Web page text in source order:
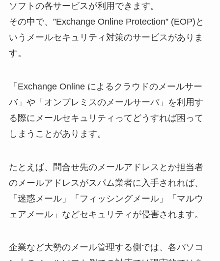
ソフトの各サービスが利用できます。
その中で、”Exchange Online Protection” (EOP)と
いうメールセキュリティ対策のサービスがありま
す。
「Exchange Online によるクラウドのメールサー
バ」や「オンプレミスのメールサーバ」を利用す
る際にメールセキュリティってどうすれば困って
しまうことがあります。
たとえば、問合せ先のメールアドレスとか担当者
のメールアドレスがスパム業者に入手されれば、
「迷惑メール」「フィッシングメール」「マルウ
ェアメール」などセキュリティが侵害されます。
企業など大勢のメール管理する側では、各パソコ